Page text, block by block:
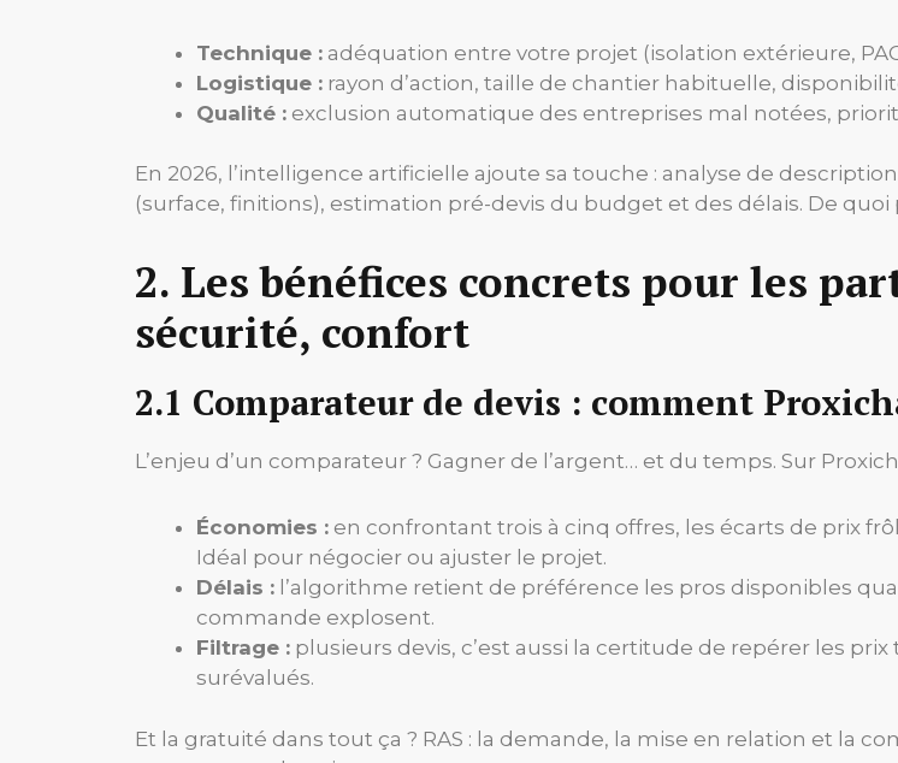
Technique : adéquation entre votre projet (isolation extérieure,
Logistique : rayon d’action, taille de chantier habituelle,
Qualité : exclusion automatique des entreprises mal notées,
En 2026, l’intelligence artificielle ajoute sa touche : analyse de
(surface, finitions), estimation pré-devis du budget et des délais. De quoi
2. Les bénéfices concrets pour les
sécurité, confort
2.1 Comparateur de devis : comment
L’enjeu d’un comparateur ? Gagner de l’argent… et du temps. Sur
Économies : en confrontant trois à cinq offres, les écarts de prix
Idéal pour négocier ou ajuster le projet.
Délais : l’algorithme retient de préférence les pros disponibles
commande explosent.
Filtrage : plusieurs devis, c’est aussi la certitude de repérer les
surévalués.
Et la gratuité dans tout ça ? RAS : la demande, la mise en relation et la